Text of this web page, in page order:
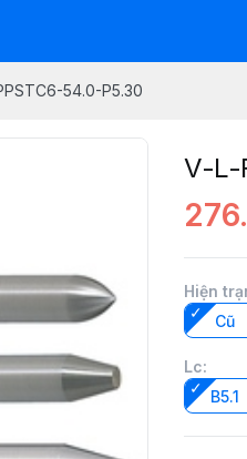
54.0-P5.30
V-L-
Hiện
Cũ
Lc:
B5.1